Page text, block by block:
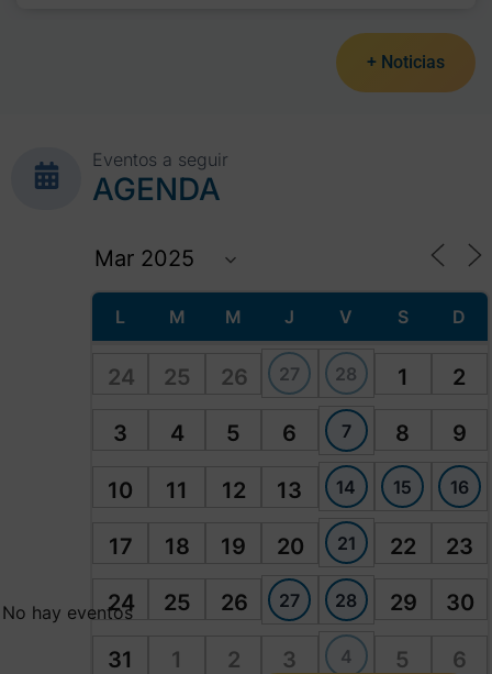
+ Noticias
Eventos a seguir
AGENDA
L M M J V S D
24 25 26 27 28 1 2
3 4 5 6 7 8 9
10 11 12 13 14 15 16
17 18 19 20 21 22 23
24 25 26 27 28 29 30
31 1 2 3 4 5 6
No hay eventos